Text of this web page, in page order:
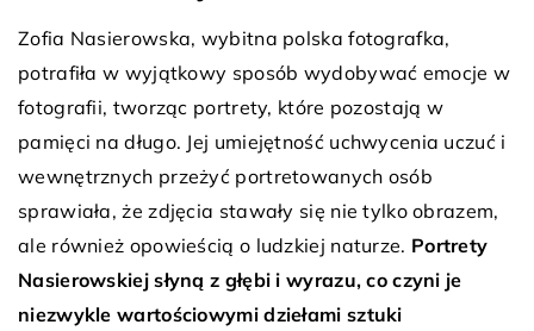
Zofia Nasierowska, wybitna polska fotografka,
potrafiła w wyjątkowy sposób wydobywać emocje w
fotografii, tworząc portrety, które pozostają w
pamięci na długo. Jej umiejętność uchwycenia uczuć i
wewnętrznych przeżyć portretowanych osób
sprawiała, że zdjęcia stawały się nie tylko obrazem,
ale również opowieścią o ludzkiej naturze. Portrety
Nasierowskiej słyną z głębi i wyrazu, co czyni je
niezwykle wartościowymi dziełami sztuki